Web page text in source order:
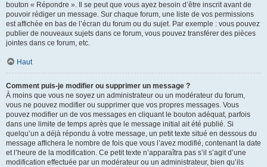
bouton « Répondre ». Il se peut que vous ayez besoin d’être inscrit avant de
pouvoir rédiger un message. Sur chaque forum, une liste de vos permissions
est affichée en bas de l’écran du forum ou du sujet. Par exemple : vous pouvez
publier de nouveaux sujets dans ce forum, vous pouvez transférer des pièces
jointes dans ce forum, etc.
Haut
Comment puis-je modifier ou supprimer un message ?
À moins que vous ne soyez un administrateur ou un modérateur du forum,
vous ne pouvez modifier ou supprimer que vos propres messages. Vous
pouvez modifier un de vos messages en cliquant le bouton adéquat, parfois
dans une limite de temps après que le message initial ait été publié. Si
quelqu’un a déjà répondu à votre message, un petit texte situé en dessous du
message affichera le nombre de fois que vous l’avez modifié, contenant la date
et l’heure de la modification. Ce petit texte n’apparaîtra pas s’il s’agit d’une
modification effectuée par un modérateur ou un administrateur, bien qu’ils